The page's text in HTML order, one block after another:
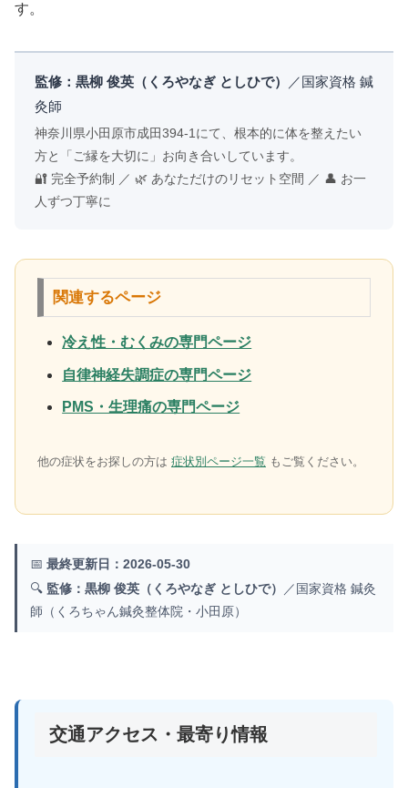
す。
監修：黒柳 俊英（くろやなぎ としひで）
／国家資格 鍼
灸師
神奈川県小田原市成田394-1にて、根本的に体を整えたい
方と「ご縁を大切に」お向き合いしています。
🔐 完全予約制 ／ 🌿 あなただけのリセット空間 ／ 👤 お一
人ずつ丁寧に
関連するページ
冷え性・むくみの専門ページ
自律神経失調症の専門ページ
PMS・生理痛の専門ページ
他の症状をお探しの方は 症状別ページ一覧 もご覧ください。
📅 最終更新日：2026-05-30
🔍 監修：黒柳 俊英（くろやなぎ としひで）
／国家資格 鍼灸
師（くろちゃん鍼灸整体院・小田原）
交通アクセス・最寄り情報